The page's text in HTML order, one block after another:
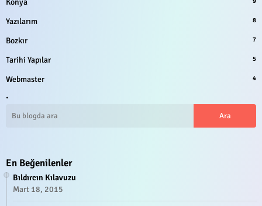
Yazılarım 8
Bozkır 7
Tarihi Yapılar 5
Webmaster 4
.
En Beğenilenler
Bıldırcın Kılavuzu
Mart 18, 2015